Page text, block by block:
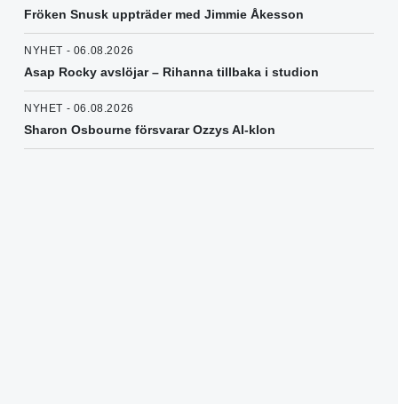
Fröken Snusk uppträder med Jimmie Åkesson
NYHET - 06.08.2026
Asap Rocky avslöjar – Rihanna tillbaka i studion
NYHET - 06.08.2026
Sharon Osbourne försvarar Ozzys AI-klon